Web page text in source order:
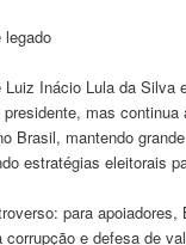
legado
Inácio Lula da Silva
mas continua
Brasil, mantendo
estratégias eleitorais
para apoiadores,
e defesa de